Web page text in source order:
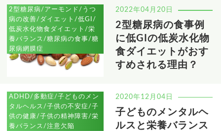
2型糖尿病/アーモンド/うつ
病の改善/ダイエット/低GI/
低炭水化物食ダイエット/栄
養バランス/糖尿病の食事/糖
尿病網膜症
2022年04月20日
2型糖尿病の食事例
に低GIの低炭水化物
食ダイエットがおす
すめされる理由？
ADHD/多動症/子どものメン
タルヘルス/子供の不安症/子
供の健康/子供の精神障害/栄
養バランス/注意欠陥
2020年12月04日
子どものメンタルヘ
ルスと栄養バランス